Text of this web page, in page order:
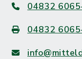
04832
04832